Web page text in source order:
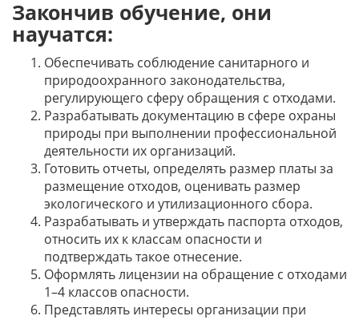
Закончив обучение, они
научатся:
Обеспечивать соблюдение санитарного и
природоохранного законодательства,
регулирующего сферу обращения с отходами.
Разрабатывать документацию в сфере охраны
природы при выполнении профессиональной
деятельности их организаций.
Готовить отчеты, определять размер платы за
размещение отходов, оценивать размер
экологического и утилизационного сбора.
Разрабатывать и утверждать паспорта отходов,
относить их к классам опасности и
подтверждать такое отнесение.
Оформлять лицензии на обращение с отходами
1–4 классов опасности.
Представлять интересы организации при